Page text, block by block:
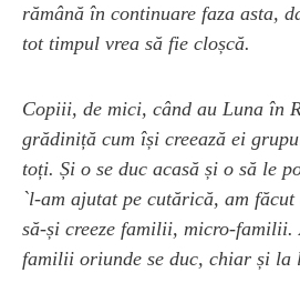
rămână în continuare faza asta,
tot timpul vrea să fie cloșcă.
Copiii, de mici, când au Luna în
grădiniță cum își creează ei
toți. Și o se duc acasă și o să le
`l-am ajutat pe cutărică, am
să-și creeze familii, micro-familii.
familii oriunde se duc, chiar și la